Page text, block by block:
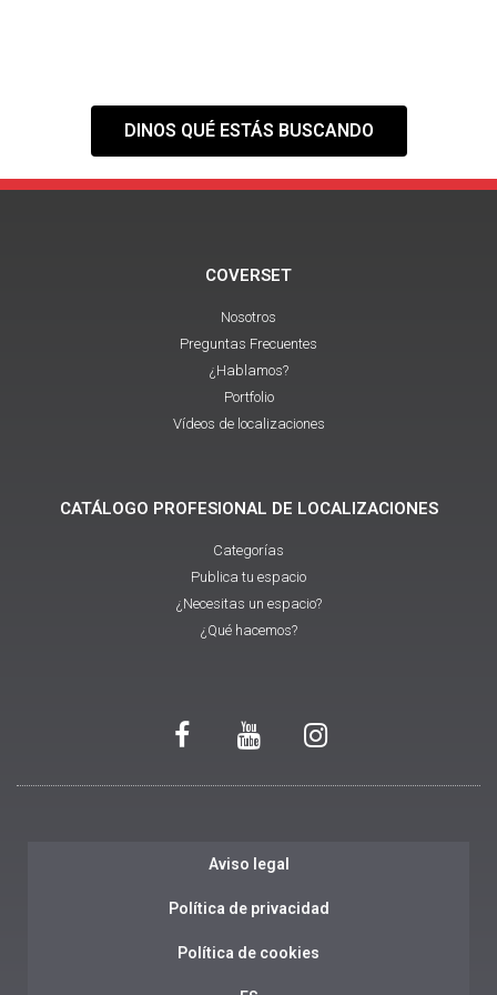
DINOS QUÉ ESTÁS BUSCANDO
COVERSET
Nosotros
Preguntas Frecuentes
¿Hablamos?
Portfolio
Vídeos de localizaciones
CATÁLOGO PROFESIONAL DE LOCALIZACIONES
Categorías
Publica tu espacio
¿Necesitas un espacio?
¿Qué hacemos?
Aviso legal
Política de privacidad
Política de cookies